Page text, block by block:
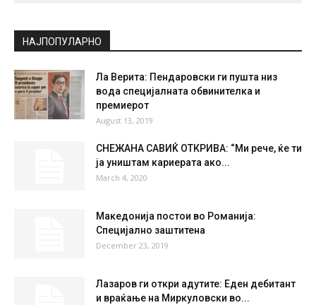
НАЈПОПУЛАРНО
Ла Верита: Пендаровски ги пушта низ
вода специјалната обвинителка и
премиерот
August 13, 2019
СНЕЖАНА САВИЌ ОТКРИВА: “Ми рече, ќе ти
ја уништам кариерата ако...
March 4, 2020
Македонија постои во Романија:
Специјално заштитена
December 23, 2019
Лазаров ги откри адутите: Еден дебитант
и враќање на Миркуловски во...